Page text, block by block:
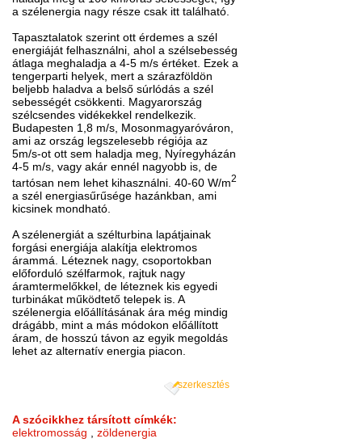
a szélenergia nagy része csak itt található.
Tapasztalatok szerint ott érdemes a szél
energiáját felhasználni, ahol a szélsebesség
átlaga meghaladja a 4-5 m/s értéket. Ezek a
tengerparti helyek, mert a szárazföldön
beljebb haladva a belső súrlódás a szél
sebességét csökkenti. Magyarország
szélcsendes vidékekkel rendelkezik.
Budapesten 1,8 m/s, Mosonmagyaróváron,
ami az ország legszelesebb régiója az
5m/s-ot ott sem haladja meg, Nyíregyházán
4-5 m/s, vagy akár ennél nagyobb is, de
tartósan nem lehet kihasználni. 40-60 W/m2
a szél energiasűrűsége hazánkban, ami
kicsinek mondható.
A szélenergiát a szélturbina lapátjainak
forgási energiája alakítja elektromos
árammá. Léteznek nagy, csoportokban
előforduló szélfarmok, rajtuk nagy
áramtermelőkkel, de léteznek kis egyedi
turbinákat működtető telepek is. A
szélenergia előállításának ára még mindig
drágább, mint a más módokon előállított
áram, de hosszú távon az egyik megoldás
lehet az alternatív energia piacon.
szerkesztés
A szócikkhez társított címkék:
elektromosság ,zöldenergia